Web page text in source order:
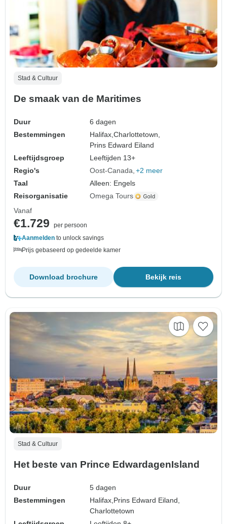
Stad & Cultuur
De smaak van de Maritimes
Duur
6 dagen
Bestemmingen
Halifax,Charlottetown,
Prins Edward Eiland
Leeftijdsgroep
Leeftijden 13+
Regio's
Oost-Canada +2 meer
Taal
Alleen: Engels
Reisorganisatie
Omega Tours
Vanaf
€1.729
per persoon
Aanmelden to unlock savings
Prijs gebaseerd op gedeelde kamer
Bekijk reis
Download brochure
Stad & Cultuur
Het beste van Prince EdwardagenIsland
Duur
5 dagen
Bestemmingen
Halifax,Prins Edward Eiland,
Charlottetown